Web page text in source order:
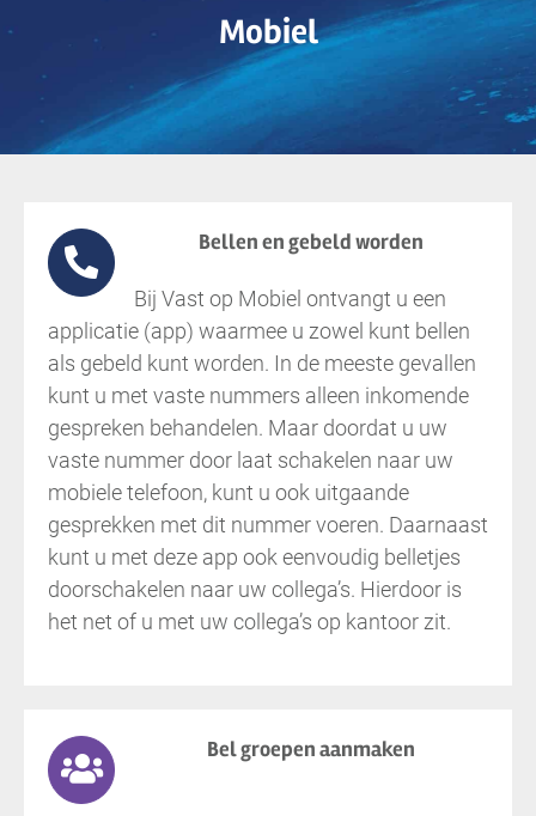
Mobiel
Bellen en gebeld worden
Bij Vast op Mobiel ontvangt u een
applicatie (app) waarmee u zowel kunt bellen
als gebeld kunt worden. In de meeste gevallen
kunt u met vaste nummers alleen inkomende
gespreken behandelen. Maar doordat u uw
vaste nummer door laat schakelen naar uw
mobiele telefoon, kunt u ook uitgaande
gesprekken met dit nummer voeren. Daarnaast
kunt u met deze app ook eenvoudig belletjes
doorschakelen naar uw collega’s. Hierdoor is
het net of u met uw collega’s op kantoor zit.
Bel groepen aanmaken